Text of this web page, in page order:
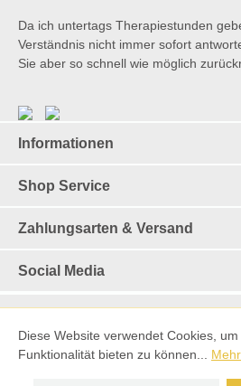
Da ich untertags Therapiestunden
Verständnis nicht immer sofort
Sie aber so schnell wie möglich
Informationen
Shop Service
Zahlungsarten & Versand
Social Media
Vertrag
Diese Website verwendet Cookies,
Funktionalität bieten zu können...